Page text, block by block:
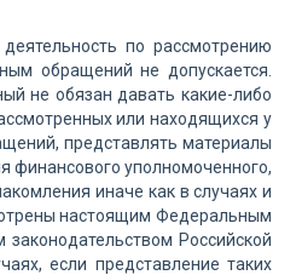
по рассмотрению
обращений не допускается.
не обязан давать какие-либо
или находящихся у
представлять материалы
финансового уполномоченного,
иначе как в случаях и
настоящим Федеральным
Российской
если представление таких